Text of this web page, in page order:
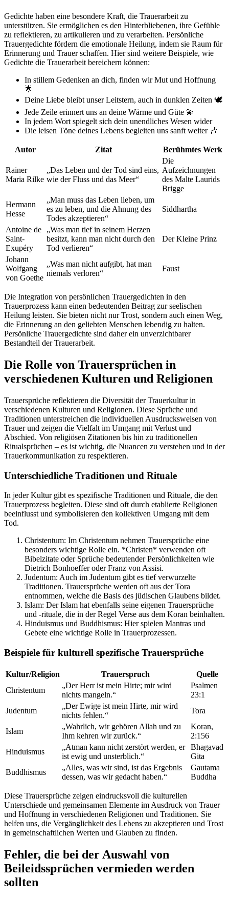
Gedichte haben eine besondere Kraft, die Trauerarbeit zu
unterstützen. Sie ermöglichen es den Hinterbliebenen, ihre Gefühle
zu reflektieren, zu artikulieren und zu verarbeiten. Persönliche
Trauergedichte fördern die emotionale Heilung, indem sie Raum für
Erinnerung und Trauer schaffen. Hier sind weitere Beispiele, wie
Gedichte die Trauerarbeit bereichern können:
In stillem Gedenken an dich, finden wir Mut und Hoffnung
🌟
Deine Liebe bleibt unser Leitstern, auch in dunklen Zeiten 🕊
Jede Zeile erinnert uns an deine Wärme und Güte 💫
In jedem Wort spiegelt sich dein unendliches Wesen wider
Die leisen Töne deines Lebens begleiten uns sanft weiter 🎶
Autor Zitat Berühmtes Werk
Rainer
Maria Rilke
„Das Leben und der Tod sind eins,
wie der Fluss und das Meer“
Die
Aufzeichnungen
des Malte Laurids
Brigge
Hermann
Hesse
„Man muss das Leben lieben, um
es zu leben, und die Ahnung des
Todes akzeptieren“
Siddhartha
Antoine de
Saint-
Exupéry
„Was man tief in seinem Herzen
besitzt, kann man nicht durch den
Tod verlieren“
Der Kleine Prinz
Johann
Wolfgang
von Goethe
„Was man nicht aufgibt, hat man
niemals verloren“
Faust
Die Integration von persönlichen Trauergedichten in den
Trauerprozess kann einen bedeutenden Beitrag zur seelischen
Heilung leisten. Sie bieten nicht nur Trost, sondern auch einen Weg,
die Erinnerung an den geliebten Menschen lebendig zu halten.
Persönliche Trauergedichte sind daher ein unverzichtbarer
Bestandteil der Trauerarbeit.
Die Rolle von Trauersprüchen in
verschiedenen Kulturen und Religionen
Trauersprüche reflektieren die Diversität der Trauerkultur in
verschiedenen Kulturen und Religionen. Diese Sprüche und
Traditionen unterstreichen die individuellen Ausdrucksweisen von
Trauer und zeigen die Vielfalt im Umgang mit Verlust und
Abschied. Von religiösen Zitationen bis hin zu traditionellen
Ritualsprüchen – es ist wichtig, die Nuancen zu verstehen und in der
Trauerkommunikation zu respektieren.
Unterschiedliche Traditionen und Rituale
In jeder Kultur gibt es spezifische Traditionen und Rituale, die den
Trauerprozess begleiten. Diese sind oft durch etablierte Religionen
beeinflusst und symbolisieren den kollektiven Umgang mit dem
Tod.
Christentum: Im Christentum nehmen Trauersprüche eine
besonders wichtige Rolle ein. *Christen* verwenden oft
Bibelzitate oder Sprüche bedeutender Persönlichkeiten wie
Dietrich Bonhoeffer oder Franz von Assisi.
Judentum: Auch im Judentum gibt es tief verwurzelte
Traditionen. Trauersprüche werden oft aus der Tora
entnommen, welche die Basis des jüdischen Glaubens bildet.
Islam: Der Islam hat ebenfalls seine eigenen Trauersprüche
und -rituale, die in der Regel Verse aus dem Koran beinhalten.
Hinduismus und Buddhismus: Hier spielen Mantras und
Gebete eine wichtige Rolle in Trauerprozessen.
Beispiele für kulturell spezifische Trauersprüche
Kultur/Religion Trauerspruch
Quelle
Christentum
„Der Herr ist mein Hirte; mir wird
nichts mangeln.“
Psalmen
23:1
Judentum
„Der Ewige ist mein Hirte, mir wird
nichts fehlen.“
Tora
Islam
„Wahrlich, wir gehören Allah und zu
Ihm kehren wir zurück.“
Koran,
2:156
Hinduismus
„Atman kann nicht zerstört werden, er
ist ewig und unsterblich.“
Bhagavad
Gita
Buddhismus
„Alles, was wir sind, ist das Ergebnis
dessen, was wir gedacht haben.“
Gautama
Buddha
Diese Trauersprüche zeigen eindrucksvoll die kulturellen
Unterschiede und gemeinsamen Elemente im Ausdruck von Trauer
und Hoffnung in verschiedenen Religionen und Traditionen. Sie
helfen uns, die Vergänglichkeit des Lebens zu akzeptieren und Trost
in gemeinschaftlichen Werten und Glauben zu finden.
Fehler, die bei der Auswahl von
Beileidssprüchen vermieden werden
sollten